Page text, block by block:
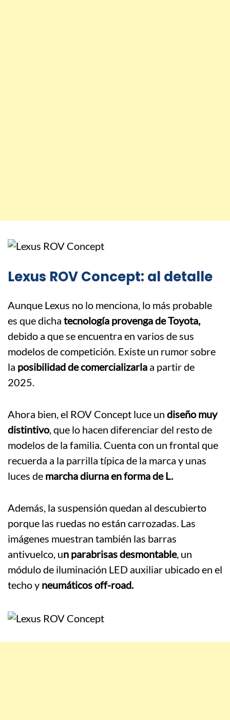
Lexus ROV Concept: al detalle
Aunque Lexus no lo menciona, lo más probable
es que dicha tecnología provenga de Toyota,
debido a que se encuentra en varios de sus
modelos de competición. Existe un rumor sobre
la posibilidad de comercializarla a partir de
2025.
Ahora bien, el ROV Concept luce un diseño muy
distintivo, que lo hacen diferenciar del resto de
modelos de la familia. Cuenta con un frontal que
recuerda a la parrilla típica de la marca y unas
luces de marcha diurna en forma de L.
Además, la suspensión quedan al descubierto
porque las ruedas no están carrozadas. Las
imágenes muestran también las barras
antivuelco, un parabrisas desmontable, un
módulo de iluminación LED auxiliar ubicado en el
techo y neumáticos off-road.